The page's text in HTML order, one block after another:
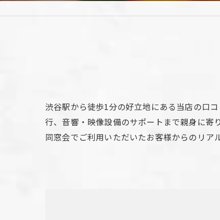
渋谷駅から徒歩1分の好立地にある当店の口
行、音響・映像設備のサポートまで親身に寄
同窓会でご利用いただいたお客様からのリ